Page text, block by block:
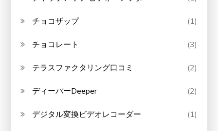
チョコザップ (1)
チョコレート (3)
テラスファクタリング口コミ (2)
ディーパーDeeper (2)
デジタル変換ビデオレコーダー (1)